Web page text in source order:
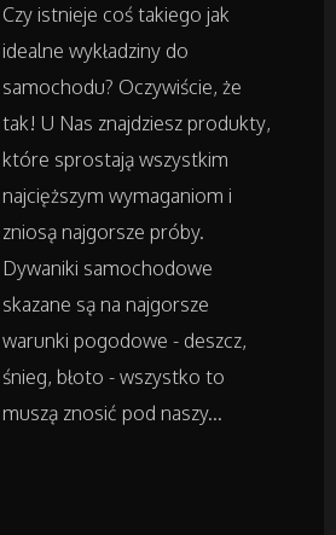
Inne Usługi
Noclegi
Hotele i Noclegi
Podróże
Wypoczynek
Wellness
Czy istnieje coś takiego jak
idealne wykładziny do
samochodu? Oczywiście, że
tak! U Nas znajdziesz produkty,
które sprostają wszystkim
najcięższym wymaganiom i
zniosą najgorsze próby.
Dywaniki samochodowe
skazane są na najgorsze
warunki pogodowe - deszcz,
śnieg, błoto - wszystko to
muszą znosić pod naszy...